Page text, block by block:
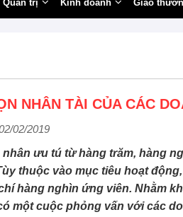
Quản trị Kinh doanh Giao
NHÂN TÀI CỦA CÁC
02/2019
ưu tú từ hàng trăm, hàng
thuộc vào mục tiêu hoạt
hàng nghìn ứng viên. Nhằm
một cuộc phỏng vấn với các